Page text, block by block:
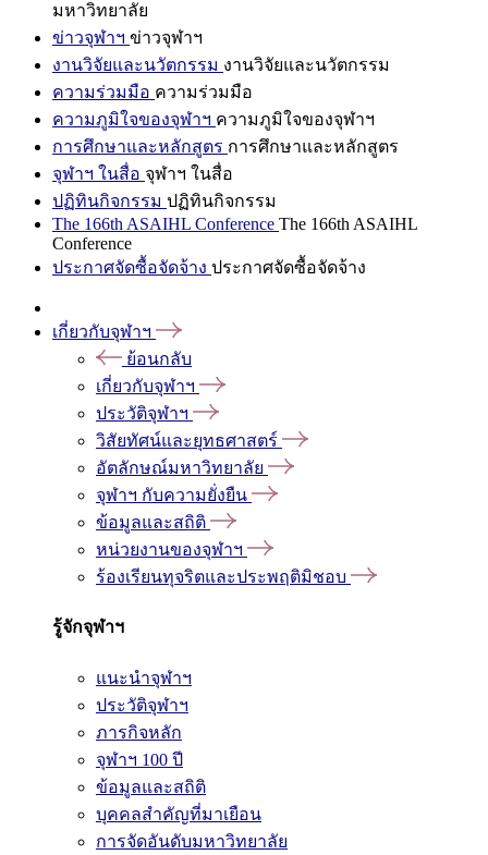
มหาวิทยาลัย
ข่าวจุฬาฯ ข่าวจุฬาฯ
งานวิจัยและนวัตกรรม งานวิจัยและนวัตกรรม
ความร่วมมือ ความร่วมมือ
ความภูมิใจของจุฬาฯ ความภูมิใจของจุฬาฯ
การศึกษาและหลักสูตร การศึกษาและหลักสูตร
จุฬาฯ ในสื่อ จุฬาฯ ในสื่อ
ปฏิทินกิจกรรม ปฏิทินกิจกรรม
The 166th ASAIHL Conference The 166th ASAIHL
Conference
ประกาศจัดซื้อจัดจ้าง ประกาศจัดซื้อจัดจ้าง
เกี่ยวกับจุฬาฯ
ย้อนกลับ
เกี่ยวกับจุฬาฯ
ประวัติจุฬาฯ
วิสัยทัศน์และยุทธศาสตร์
อัตลักษณ์มหาวิทยาลัย
จุฬาฯ กับความยั่งยืน
ข้อมูลและสถิติ
หน่วยงานของจุฬาฯ
ร้องเรียนทุจริตและประพฤติมิชอบ
รู้จักจุฬาฯ
แนะนำจุฬาฯ
ประวัติจุฬาฯ
ภารกิจหลัก
จุฬาฯ 100 ปี
ข้อมูลและสถิติ
บุคคลสำคัญที่มาเยือน
การจัดอันดับมหาวิทยาลัย